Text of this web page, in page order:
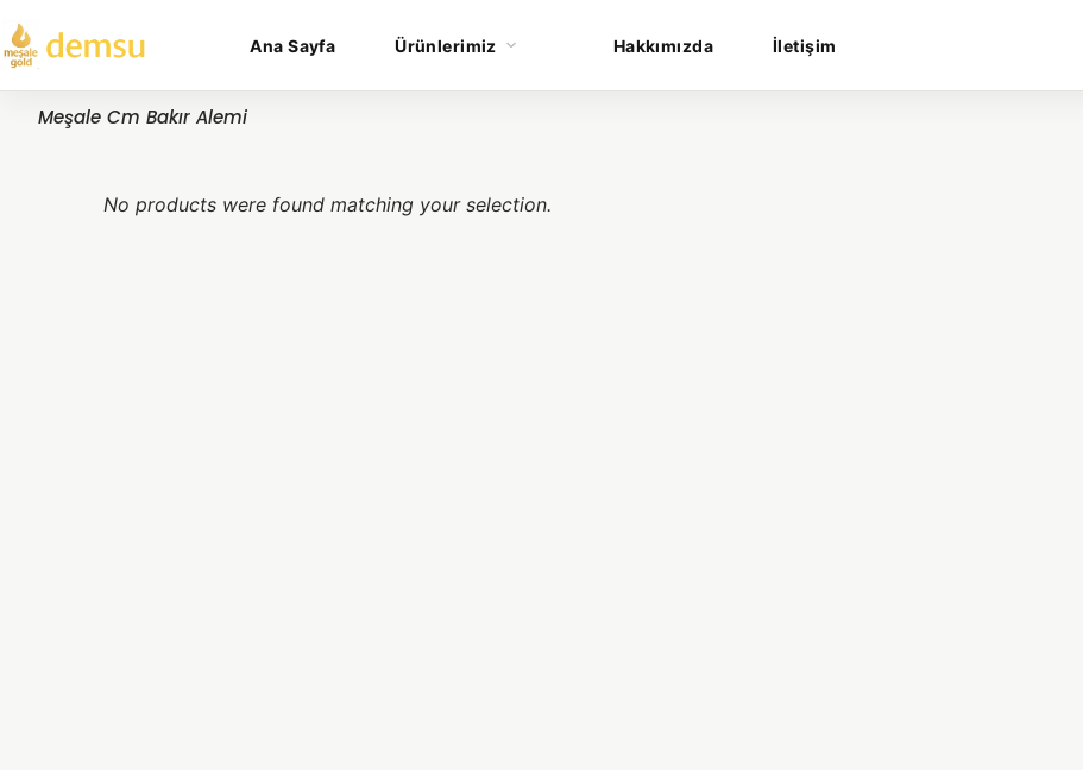
Ana Sayfa Ürünlerimiz Hakkımızda İletişim
Meşale Cm Bakır Alemi
No products were found matching your selection.